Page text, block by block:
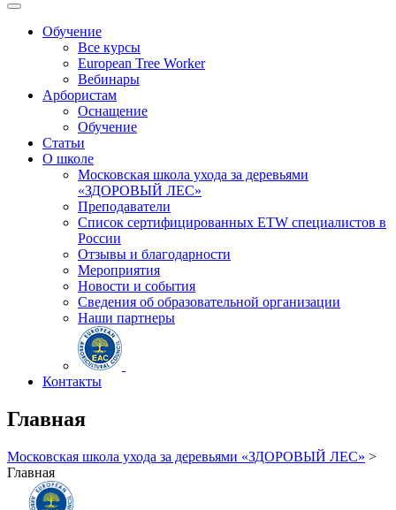
Обучение
Все курсы
European Tree Worker
Вебинары
Арбористам
Оснащение
Обучение
Статьи
О школе
Московская школа ухода за деревьями
«ЗДОРОВЫЙ ЛЕС»
Преподаватели
Список сертифицированных ETW специалистов в
России
Отзывы и благодарности
Мероприятия
Новости и события
Сведения об образовательной организации
Наши партнеры
Контакты
Главная
Московская школа ухода за деревьями «ЗДОРОВЫЙ ЛЕС» >
Главная